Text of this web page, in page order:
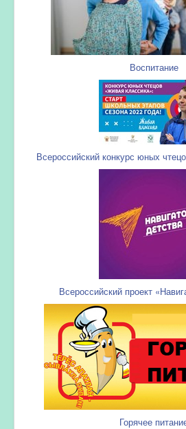
Воспитание
Всероссийский конкурс юных
Всероссийский проект
Горячее